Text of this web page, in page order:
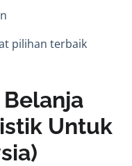
pilihan terbaik
Untuk